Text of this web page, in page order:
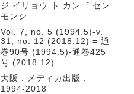
ジ イリョウ ト カンゴ セン
モンシ
Vol. 7, no. 5 (1994.5)-v.
31, no. 12 (2018.12) = 通
巻90号 (1994.5)-通巻425
号 (2018.12)
大阪 : メディカ出版 ,
1994-2018